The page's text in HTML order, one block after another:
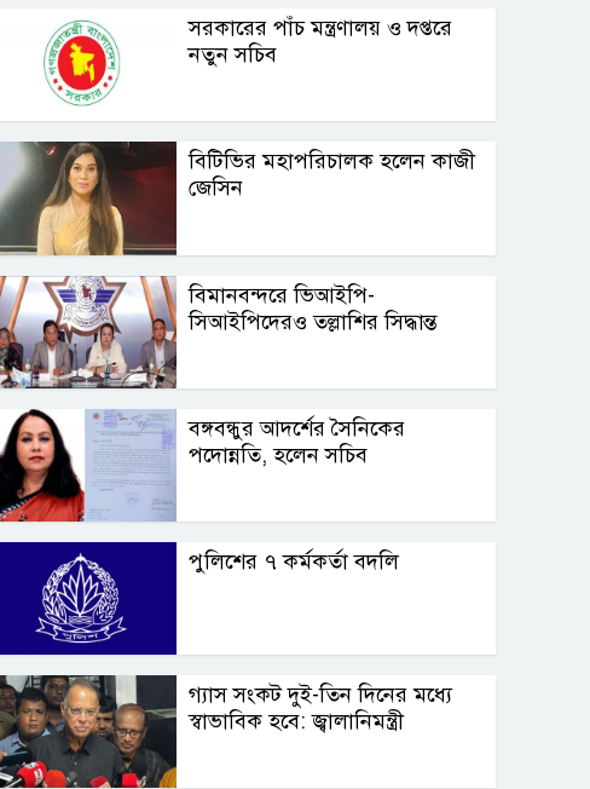
সরকারের পাঁচ মন্ত্রণালয় ও দপ্তরে
নতুন সচিব
বিটিভির মহাপরিচালক হলেন কাজী
জেসিন
বিমানবন্দরে ভিআইপি-
সিআইপিদেরও তল্লাশির সিদ্ধান্ত
বঙ্গবন্ধুর আদর্শের সৈনিকের
পদোন্নতি, হলেন সচিব
পুলিশের ৭ কর্মকর্তা বদলি
গ্যাস সংকট দুই-তিন দিনের মধ্যে
স্বাভাবিক হবে: জ্বালানিমন্ত্রী